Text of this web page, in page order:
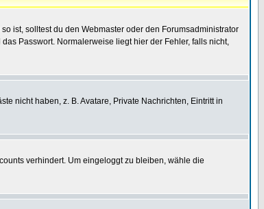
ist, solltest du den Webmaster oder den Forumsadministrator
Passwort. Normalerweise liegt hier der Fehler, falls nicht,
nicht haben, z. B. Avatare, Private Nachrichten, Eintritt in
verhindert. Um eingeloggt zu bleiben, wähle die